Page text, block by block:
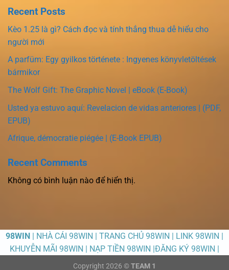
Recent Posts
Kèo 1.25 là gì? Cách đọc và tính thắng thua dễ hiểu cho
người mới
A parfüm: Egy gyilkos története : Ingyenes könyvletöltések
bármikor
The Wolf Gift: The Graphic Novel | eBook (E-Book)
Usted ya estuvo aquí: Revelacion de vidas anteriores | (PDF,
EPUB)
Afrique, démocratie piégée | (E-Book EPUB)
Recent Comments
Không có bình luận nào để hiển thị.
98WIN | NHÀ CÁI 98WIN | TRANG CHỦ 98WIN | LINK 98WIN |
KHUYỄN MÃI 98WIN | NẠP TIỀN 98WIN |ĐĂNG KÝ 98WIN |
Copyright 2026 © TEAM 1